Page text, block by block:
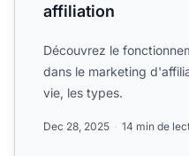
affiliation
Découvrez le
dans le marketing
vie, les types.
Dec 28, 2025 14 min de